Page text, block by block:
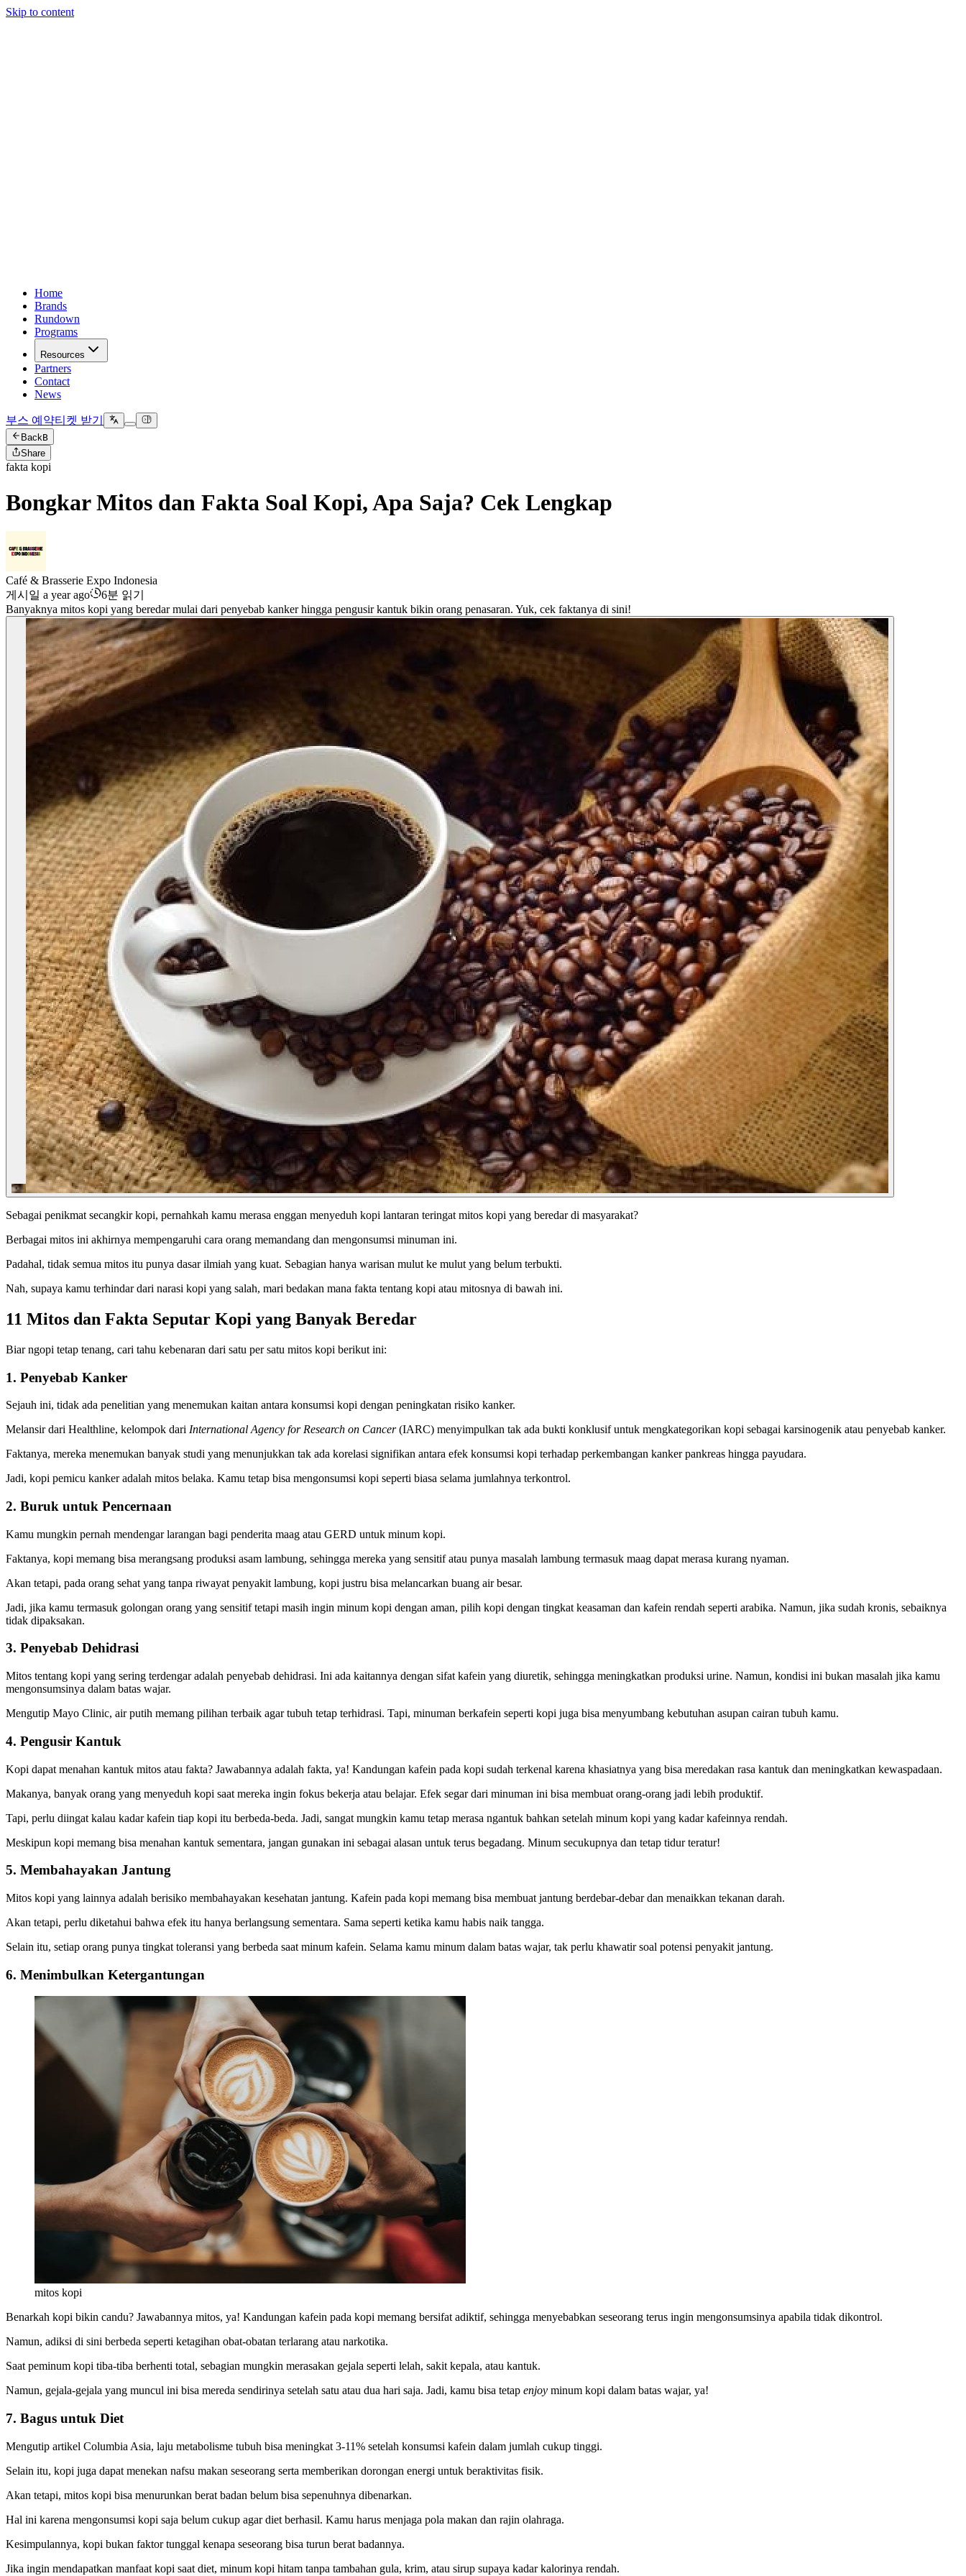
Skip to content
Home
Brands
Rundown
Programs
Resources
Partners
Contact
News
부스 예약티켓 받기
BackB
Share
fakta kopi
Bongkar Mitos dan Fakta Soal Kopi, Apa Saja? Cek Lengkap
Café & Brasserie Expo Indonesia
게시일 a year ago
6분 읽기
Banyaknya mitos kopi yang beredar mulai dari penyebab kanker hingga pengusir kantuk bikin orang penasaran. Yuk, cek faktanya di sini!
Sebagai penikmat secangkir kopi, pernahkah kamu merasa enggan menyeduh kopi lantaran teringat mitos kopi yang beredar di masyarakat?
Berbagai mitos ini akhirnya mempengaruhi cara orang memandang dan mengonsumsi minuman ini.
Padahal, tidak semua mitos itu punya dasar ilmiah yang kuat. Sebagian hanya warisan mulut ke mulut yang belum terbukti.
Nah, supaya kamu terhindar dari narasi kopi yang salah, mari bedakan mana fakta tentang kopi atau mitosnya di bawah ini.
11 Mitos dan Fakta Seputar Kopi yang Banyak Beredar
Biar ngopi tetap tenang, cari tahu kebenaran dari satu per satu mitos kopi berikut ini:
1. Penyebab Kanker
Sejauh ini, tidak ada penelitian yang menemukan kaitan antara konsumsi kopi dengan peningkatan risiko kanker.
Melansir dari Healthline, kelompok dari International Agency for Research on Cancer(IARC) menyimpulkan tak ada bukti konklusif untuk mengkategorikan kopi sebagai karsinogenik atau penyebab kanker.
Faktanya, mereka menemukan banyak studi yang menunjukkan tak ada korelasi signifikan antara efek konsumsi kopi terhadap perkembangan kanker pankreas hingga payudara.
Jadi, kopi pemicu kanker adalah mitos belaka. Kamu tetap bisa mengonsumsi kopi seperti biasa selama jumlahnya terkontrol.
2. Buruk untuk Pencernaan
Kamu mungkin pernah mendengar larangan bagi penderita maag atau GERD untuk minum kopi.
Faktanya, kopi memang bisa merangsang produksi asam lambung, sehingga mereka yang sensitif atau punya masalah lambung termasuk maag dapat merasa kurang nyaman.
Akan tetapi, pada orang sehat yang tanpa riwayat penyakit lambung, kopi justru bisa melancarkan buang air besar.
Jadi, jika kamu termasuk golongan orang yang sensitif tetapi masih ingin minum kopi dengan aman, pilih kopi dengan tingkat keasaman dan kafein rendah seperti arabika. Namun, jika sudah kronis, sebaiknya
tidak dipaksakan.
3. Penyebab Dehidrasi
Mitos tentang kopi yang sering terdengar adalah penyebab dehidrasi. Ini ada kaitannya dengan sifat kafein yang diuretik, sehingga meningkatkan produksi urine. Namun, kondisi ini bukan masalah jika kamu
mengonsumsinya dalam batas wajar.
Mengutip Mayo Clinic, air putih memang pilihan terbaik agar tubuh tetap terhidrasi. Tapi, minuman berkafein seperti kopi juga bisa menyumbang kebutuhan asupan cairan tubuh kamu.
4. Pengusir Kantuk
Kopi dapat menahan kantuk mitos atau fakta? Jawabannya adalah fakta, ya! Kandungan kafein pada kopi sudah terkenal karena khasiatnya yang bisa meredakan rasa kantuk dan meningkatkan kewaspadaan.
Makanya, banyak orang yang menyeduh kopi saat mereka ingin fokus bekerja atau belajar. Efek segar dari minuman ini bisa membuat orang-orang jadi lebih produktif.
Tapi, perlu diingat kalau kadar kafein tiap kopi itu berbeda-beda. Jadi, sangat mungkin kamu tetap merasa ngantuk bahkan setelah minum kopi yang kadar kafeinnya rendah.
Meskipun kopi memang bisa menahan kantuk sementara, jangan gunakan ini sebagai alasan untuk terus begadang. Minum secukupnya dan tetap tidur teratur!
5. Membahayakan Jantung
Mitos kopi yang lainnya adalah berisiko membahayakan kesehatan jantung. Kafein pada kopi memang bisa membuat jantung berdebar-debar dan menaikkan tekanan darah.
Akan tetapi, perlu diketahui bahwa efek itu hanya berlangsung sementara. Sama seperti ketika kamu habis naik tangga.
Selain itu, setiap orang punya tingkat toleransi yang berbeda saat minum kafein. Selama kamu minum dalam batas wajar, tak perlu khawatir soal potensi penyakit jantung.
6. Menimbulkan Ketergantungan
mitos kopi
Benarkah kopi bikin candu? Jawabannya mitos, ya! Kandungan kafein pada kopi memang bersifat adiktif, sehingga menyebabkan seseorang terus ingin mengonsumsinya apabila tidak dikontrol.
Namun, adiksi di sini berbeda seperti ketagihan obat-obatan terlarang atau narkotika.
Saat peminum kopi tiba-tiba berhenti total, sebagian mungkin merasakan gejala seperti lelah, sakit kepala, atau kantuk.
Namun, gejala-gejala yang muncul ini bisa mereda sendirinya setelah satu atau dua hari saja. Jadi, kamu bisa tetap enjoy minum kopi dalam batas wajar, ya!
7. Bagus untuk Diet
Mengutip artikel Columbia Asia, laju metabolisme tubuh bisa meningkat 3-11% setelah konsumsi kafein dalam jumlah cukup tinggi.
Selain itu, kopi juga dapat menekan nafsu makan seseorang serta memberikan dorongan energi untuk beraktivitas fisik.
Akan tetapi, mitos kopi bisa menurunkan berat badan belum bisa sepenuhnya dibenarkan.
Hal ini karena mengonsumsi kopi saja belum cukup agar diet berhasil. Kamu harus menjaga pola makan dan rajin olahraga.
Kesimpulannya, kopi bukan faktor tunggal kenapa seseorang bisa turun berat badannya.
Jika ingin mendapatkan manfaat kopi saat diet, minum kopi hitam tanpa tambahan gula, krim, atau sirup supaya kadar kalorinya rendah.